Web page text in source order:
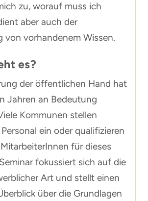
zu, worauf muss ich
aber auch der
von vorhandenem Wissen.
es?
der öffentlichen Hand hat
Jahren an Bedeutung
Kommunen stellen
ein oder qualifizieren
für dieses
fokussiert sich auf die
Art und stellt einen
über die Grundlagen